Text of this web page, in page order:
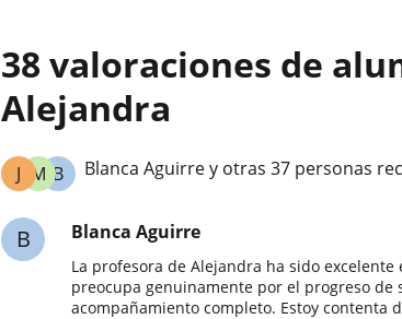
38 valoraciones de
Alejandra
B
M
J Blanca Aguirre y otras 37 personas
B Blanca Aguirre
La profesora de Alejandra ha sido
preocupa genuinamente por el progreso
acompañamiento completo. Estoy contenta